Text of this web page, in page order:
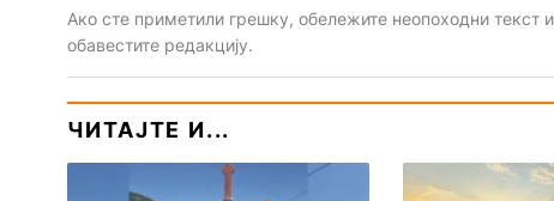
Ако сте приметили грешку, обележите неопоходни текст
обавестите редакцију.
ЧИТАЈТЕ И...